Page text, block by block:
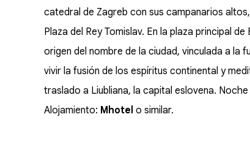
catedral de Zagreb con sus campanarios
Plaza del Rey Tomislav. En la plaza principal
origen del nombre de la ciudad, vinculada a la
vivir la fusión de los espíritus continental y
traslado a Liubliana, la capital eslovena. Noche
Alojamiento: Mhotel o similar.